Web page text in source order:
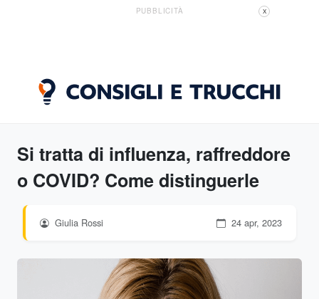
PUBBLICITÀ X
Si tratta di influenza, raffreddore
o COVID? Come distinguerle
Giulia Rossi 24 apr, 2023